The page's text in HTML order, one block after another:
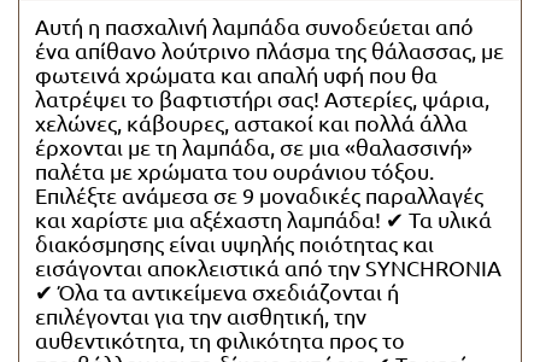
Λαμπάδες με μπρελόκ
Όλες οι λαμπάδες
Αυτή η πασχαλινή λαμπάδα συνοδεύεται από
ένα απίθανο λούτρινο πλάσμα της θάλασσας, με
φωτεινά χρώματα και απαλή υφή που θα
λατρέψει το βαφτιστήρι σας! Αστερίες, ψάρια,
χελώνες, κάβουρες, αστακοί και πολλά άλλα
έρχονται με τη λαμπάδα, σε μια «θαλασσινή»
παλέτα με χρώματα του ουράνιου τόξου.
Επιλέξτε ανάμεσα σε 9 μοναδικές παραλλαγές
και χαρίστε μια αξέχαστη λαμπάδα! ✔ Τα υλικά
διακόσμησης είναι υψηλής ποιότητας και
εισάγονται αποκλειστικά από την SYNCHRONIA
✔ Όλα τα αντικείμενα σχεδιάζονται ή
επιλέγονται για την αισθητική, την
αυθεντικότητα, τη φιλικότητα προς το